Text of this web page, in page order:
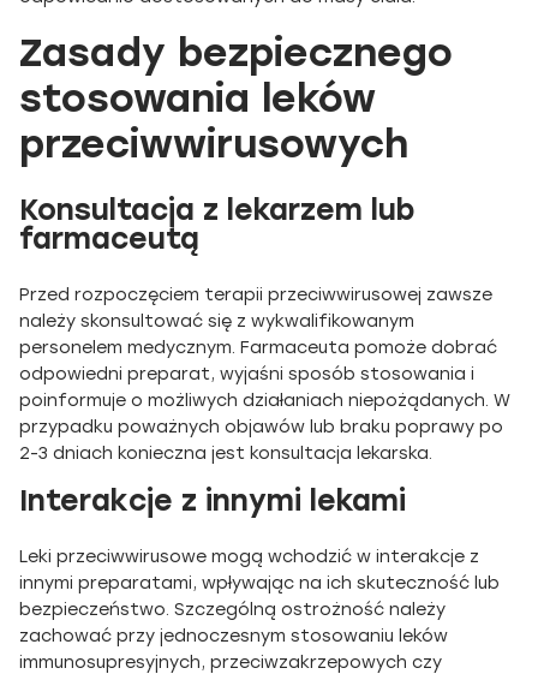
Zasady bezpiecznego
stosowania leków
przeciwwirusowych
Konsultacja z lekarzem lub
farmaceutą
Przed rozpoczęciem terapii przeciwwirusowej zawsze
należy skonsultować się z wykwalifikowanym
personelem medycznym. Farmaceuta pomoże dobrać
odpowiedni preparat, wyjaśni sposób stosowania i
poinformuje o możliwych działaniach niepożądanych. W
przypadku poważnych objawów lub braku poprawy po
2-3 dniach konieczna jest konsultacja lekarska.
Interakcje z innymi lekami
Leki przeciwwirusowe mogą wchodzić w interakcje z
innymi preparatami, wpływając na ich skuteczność lub
bezpieczeństwo. Szczególną ostrożność należy
zachować przy jednoczesnym stosowaniu leków
immunosupresyjnych, przeciwzakrzepowych czy